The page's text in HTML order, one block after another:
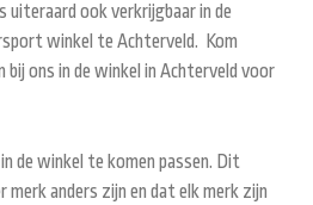
uiteraard ook verkrijgbaar in de
winkel te Achterveld. Kom
bij ons in de winkel in Achterveld voor
de winkel te komen passen. Dit
merk anders zijn en dat elk merk zijn